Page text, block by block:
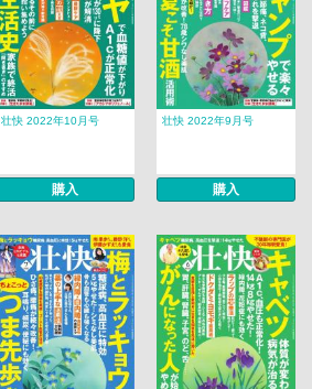
壮快 2022年10月号
購入
壮快 2022年9月号
購入